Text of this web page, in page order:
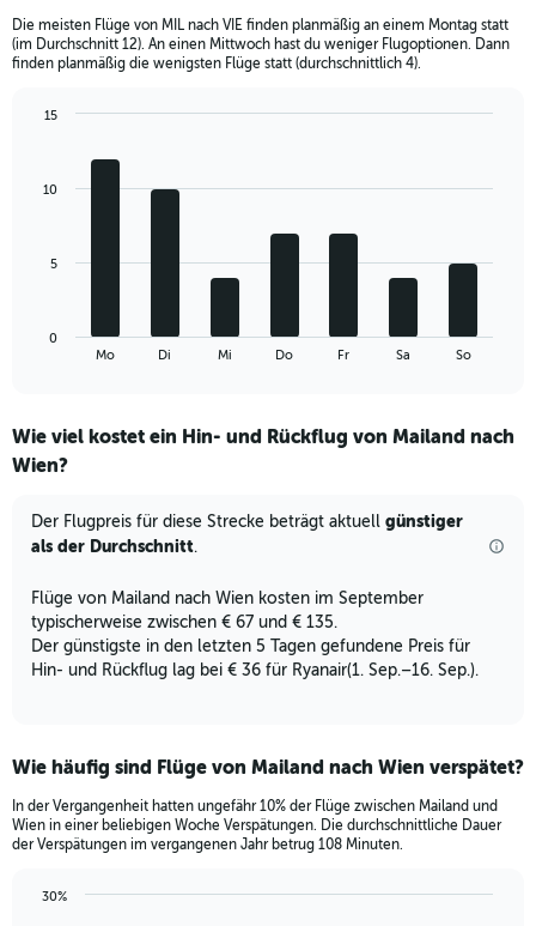
categories.
The
chart
displaying
and
Die meisten Flüge von MIL nach VIE finden planmäßig an einem Montag statt
(im Durchschnitt 12). An einen Mittwoch hast du weniger Flugoptionen. Dann
finden planmäßig die wenigsten Flüge statt (durchschnittlich 4).
The
Range:
7
The
chart
has
Y
axis
displaying
values.
15.
Mo Di Mi Do Fr Sa So
0
5
10
15
Wie viel kostet ein Hin- und Rückflug von Mailand nach
Wien?
Der Flugpreis für diese Strecke beträgt aktuell günstiger
als der Durchschnitt.
Flüge von Mailand nach Wien kosten im September
typischerweise zwischen € 67 und € 135.
Der günstigste in den letzten 5 Tagen gefundene Preis für
Hin- und Rückflug lag bei € 36 für Ryanair(1. Sep.–16. Sep.).
Wie häufig sind Flüge von Mailand nach Wien verspätet?
In der Vergangenheit hatten ungefähr 10% der Flüge zwischen Mailand und
Wien in einer beliebigen Woche Verspätungen. Die durchschnittliche Dauer
der Verspätungen im vergangenen Jahr betrug 108 Minuten.
30%